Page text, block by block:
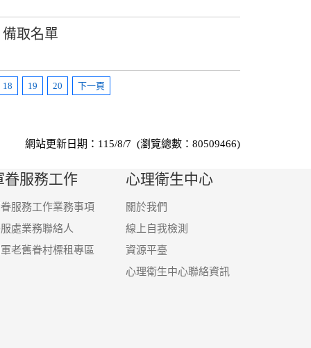
取名單
18 19 20 下一頁
網站更新日期：115/8/7 (瀏覽總數：80509466)
眷服務工作
服務工作業務事項
處業務聯絡人
軍老舊眷村標租專區
心理衛生中心
關於我們
線上自我檢測
資源平臺
心理衛生中心聯絡資訊